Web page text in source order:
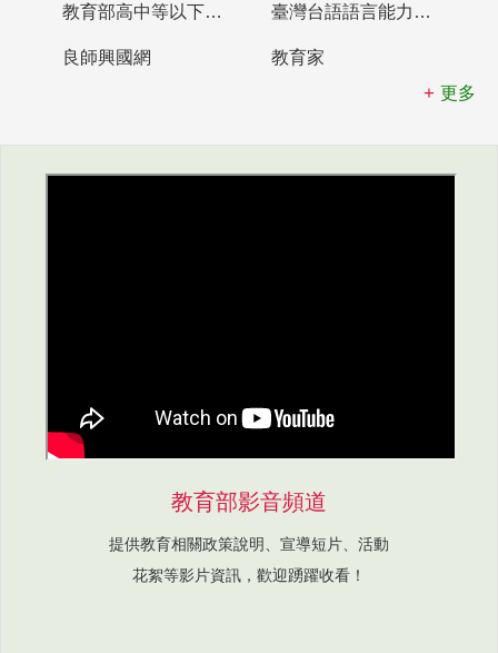
教育部高中等以下學校及幼兒園教師資格檢定考試 臺灣台語語言能力認證網站
良師興國網
教育家
更多
教育部影音頻道
提供教育相關政策說明、宣導短片、活動
花絮等影片資訊，歡迎踴躍收看！